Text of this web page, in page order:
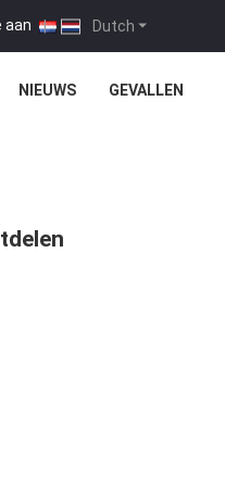
Dutch
aan |
NIEUWS GEVALLEN